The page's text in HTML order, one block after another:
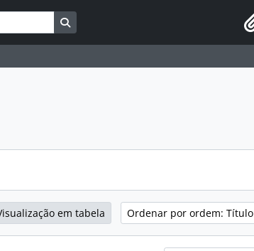
Busque na página de navegação
em tabela Ordenar por ordem: Título